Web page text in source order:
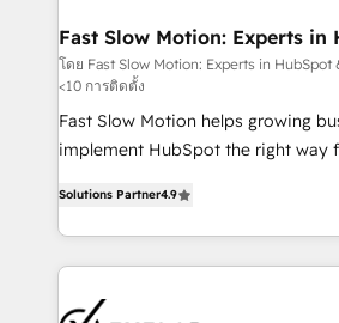
services include: - Choosing the right HubSpot
package for your business - Full CRM, Marketing, and
Sales Hub implementations - Custom dashboards
and reporting - Workflow automation and data
clean-up - Sales enablement and team training -
Leeds and London, we partner with
UK who are ready to turn
engine it’s meant to be.
Fast Slow Motion: Experts in
Salesforce
โดย Fast Slow Motion: Experts in HubSpot
<10 การติดตั้ง
Fast Slow Motion helps growing
implement HubSpot the right way
Highly certified in both HubSpot
bring deep experience in CRM
integrations, and data migration
Solutions Partner4.9